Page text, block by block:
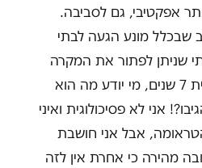
אפקטיבי, גם לסביבה.
שבכלל מונע הגעה לבתי
שניתן לפתור את המקרה
בתוך הארגון. אבל חיכית 7 שנים, מי יודע מה הוא
אני לא פסיכולוגית ואיני
אבל אני חושבת
מהירה כי אחרת אין לזה